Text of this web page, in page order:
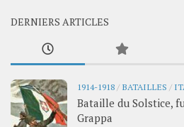
DERNIERS ARTICLES
1914-1918 / BATAILLES /
Bataille du Solstice,
Grappa